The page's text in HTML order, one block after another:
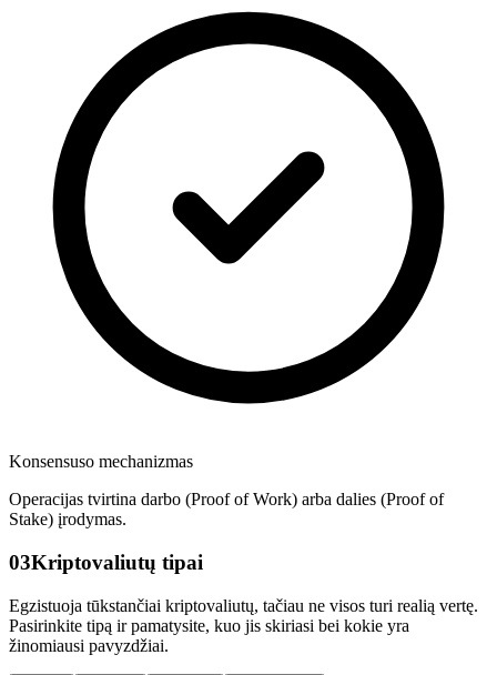
Konsensuso mechanizmas
Operacijas tvirtina darbo (Proof of Work) arba dalies (Proof of
Stake) įrodymas.
03Kriptovaliutų tipai
Egzistuoja tūkstančiai kriptovaliutų, tačiau ne visos turi realią vertę.
Pasirinkite tipą ir pamatysite, kuo jis skiriasi bei kokie yra
žinomiausi pavyzdžiai.